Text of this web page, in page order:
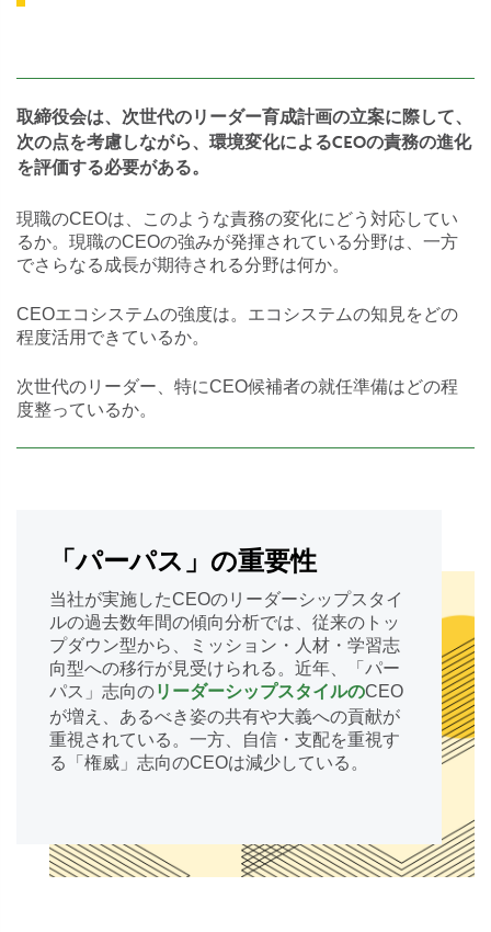
取締役会は、次世代のリーダー育成計画の立案に際して、
次の点を考慮しながら、環境変化によるCEOの責務の進化
を評価する必要がある。
現職のCEOは、このような責務の変化にどう対応してい
るか。現職のCEOの強みが発揮されている分野は、一方
でさらなる成長が期待される分野は何か。
CEOエコシステムの強度は。エコシステムの知見をどの
程度活用できているか。
次世代のリーダー、特にCEO候補者の就任準備はどの程
度整っているか。
「パーパス」の重要性
当社が実施したCEOのリーダーシップスタイ
ルの過去数年間の傾向分析では、従来のトッ
プダウン型から、ミッション・人材・学習志
向型への移行が見受けられる。近年、「パー
パス」志向のリーダーシップスタイルのCEO
が増え、あるべき姿の共有や大義への貢献が
重視されている。一方、自信・支配を重視す
る「権威」志向のCEOは減少している。